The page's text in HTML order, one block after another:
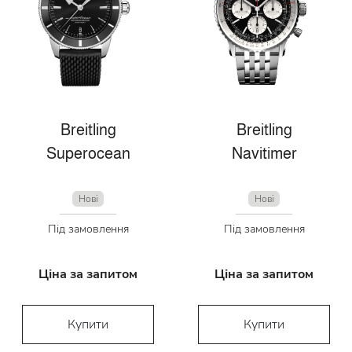
Breitling
Superocean
Нові
Під замовлення
Ціна за запитом
Купити
Breitling
Navitimer
Нові
Під замовлення
Ціна за запитом
Купити